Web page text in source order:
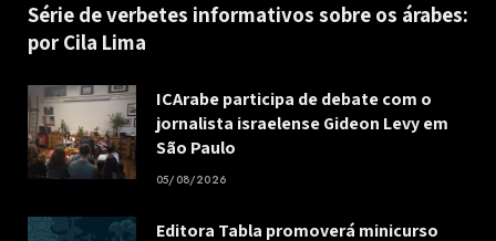
Série de verbetes informativos sobre os árabes:
por Cila Lima
ICArabe participa de debate com o
jornalista israelense Gideon Levy em
São Paulo
05/08/2026
Editora Tabla promoverá minicurso